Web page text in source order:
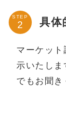
STEP 具体
マーケッ
示いたし
でもお聞き